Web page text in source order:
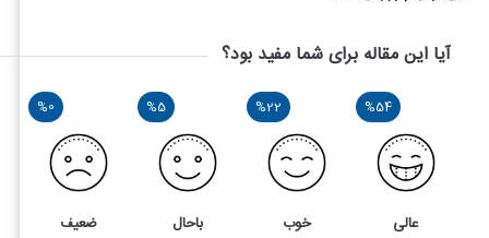
آیا این مقاله برای شما مفید بود؟
%54
عالی
%22
خوب
%5
باحال
%0
ضعیف